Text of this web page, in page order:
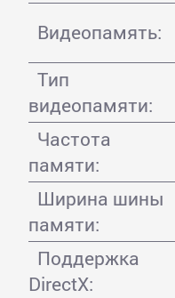
Видеопамять:
Тип
видеопамяти:
Частота
памяти:
Ширина шины
памяти:
Поддержка
DirectX: